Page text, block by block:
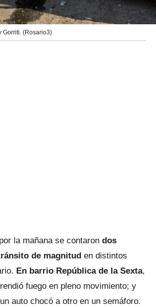
Gorriti. (Rosario3)
la mañana se contaron dos
de magnitud en distintos
En barrio República de la Sexta,
fuego en pleno movimiento; y
auto chocó a otro en un semáforo.